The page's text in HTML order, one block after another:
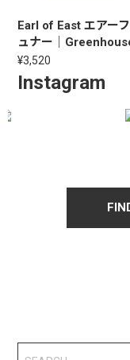
Earl of East エアー
ュナー｜
¥3,520
Instagram